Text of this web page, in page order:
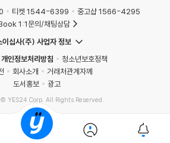
티켓 1544-6399
중고샵 1566-4295
1:1문의/채팅상담
이십사(주) 사업자 정보
개인정보처리방침
청소년보호정책
회사소개
거래처관계자께
도서홍보
광고
YES24 Corp. All Rights Reserved.